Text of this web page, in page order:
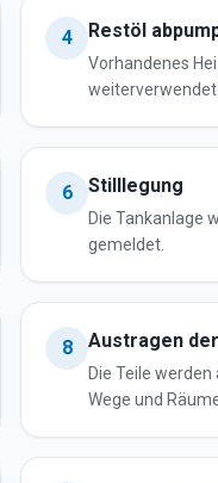
4 Restöl
Vorhandenes
weiterverwendet
6 Stilllegung
Die Tankanlage
gemeldet.
8 Austragen
Die Teile
Wege und